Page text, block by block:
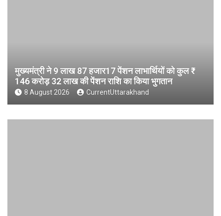
मुख्यमंत्री ने 9 लाख 87 हजार17 पेंशन लाभार्थियों को कुल ₹
146 करोड़ 32 लाख की पेंशन राशि का किया भुगतान
8 August 2026 CurrentUttarakhand